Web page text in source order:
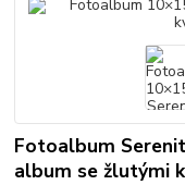
Fotoalbum
album se žlutými